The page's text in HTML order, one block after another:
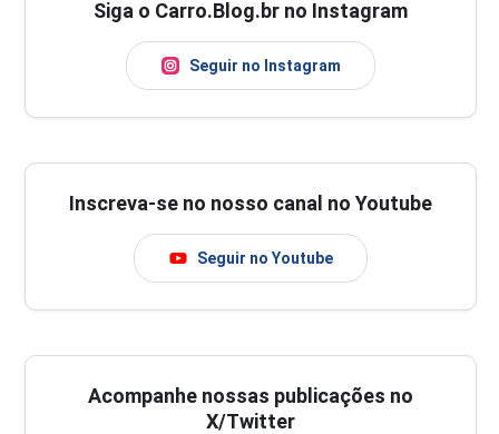
Siga o Carro.Blog.br no Instagram
Seguir no Instagram
Inscreva-se no nosso canal no Youtube
Seguir no Youtube
Acompanhe nossas publicações no
X/Twitter